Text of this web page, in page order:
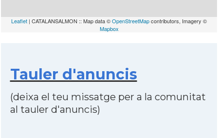
Leaflet | CATALANSALMON :: Map data ©OpenStreetMapcontributors, Imagery ©
Mapbox
Tauler d'anuncis
(deixa el teu missatge per a la comunitat
al tauler d'anuncis)